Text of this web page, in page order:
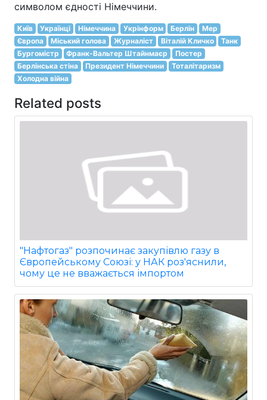
символом єдності Німеччини.
Київ Українці Німеччина Укрінформ Берлін
Мер
Європа
Міський голова Журналіст Віталій Кличко
Танк
Бургомістр
Франк-Вальтер Штайнмаєр
Постер
Берлінська стіна
Президент Німеччини
Тоталітаризм
Холодна війна
Related posts
"Нафтогаз" розпочинає закупівлю газу в
Європейському Союзі: у НАК роз'яснили,
чому це не вважається імпортом